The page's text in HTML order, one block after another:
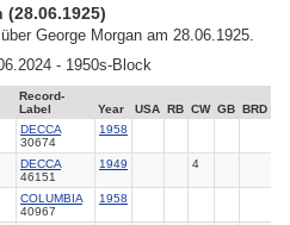
George Morgan am 28.06.1925.
- 1950s-Block
Record-
Label
Year USA RB CW GB
BRD
DECCA
30674
1958
DECCA
46151
1949 4
COLUMBIA
40967
1958